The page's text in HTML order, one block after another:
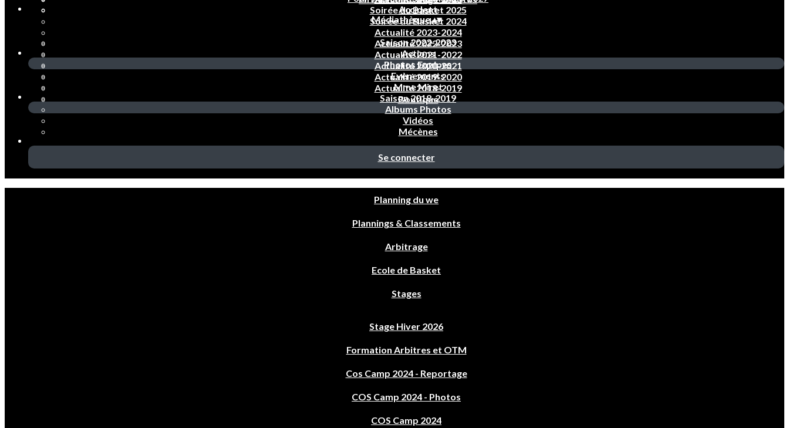
Soirée du Basket 2025
Soirée du Basket 2024
Actualité 2023-2024
Actualité 2022-2023
Actualité 2021-2022
Actualité 2020-2021
Actualité 2019-2020
Actualité 2018-2019
Boutique
Accident
Médiathèque▴▾
Saison 2022-2023
Actions
Photos Equipes
Evènements
Mme Miret
Saison 2018-2019
Albums Photos
Vidéos
Mécènes
Se connecter
Planning du we
Plannings & Classements
Arbitrage
Ecole de Basket
Stages
Stage Hiver 2026
Formation Arbitres et OTM
Cos Camp 2024 - Reportage
COS Camp 2024 - Photos
COS Camp 2024